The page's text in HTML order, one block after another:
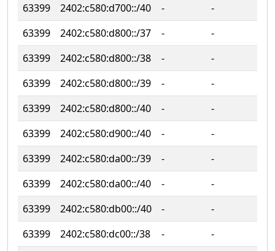
63399
2402:c580:d700::/40 ‐
‐
63399
2402:c580:d800::/37 ‐
‐
63399
2402:c580:d800::/38 ‐
‐
63399
2402:c580:d800::/39 ‐
‐
63399
2402:c580:d800::/40 ‐
‐
63399
2402:c580:d900::/40 ‐
‐
63399
2402:c580:da00::/39 ‐
‐
63399
2402:c580:da00::/40 ‐
‐
63399
2402:c580:db00::/40 ‐
‐
63399
2402:c580:dc00::/38 ‐
‐